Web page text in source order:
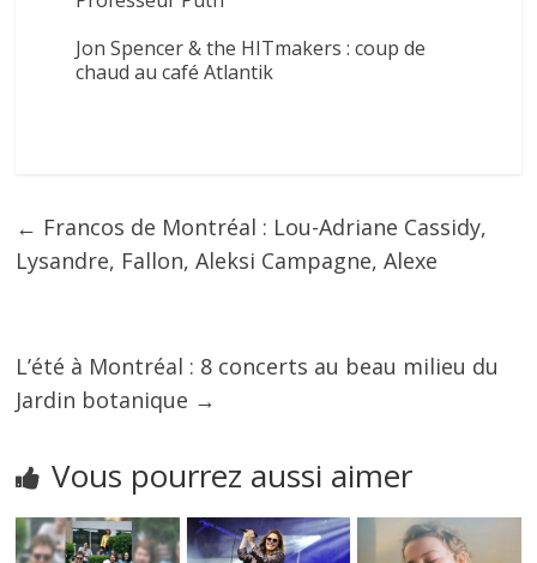
Jon Spencer & the HITmakers : coup de
chaud au café Atlantik
← Francos de Montréal : Lou-Adriane Cassidy,
Lysandre, Fallon, Aleksi Campagne, Alexe
L’été à Montréal : 8 concerts au beau milieu du
Jardin botanique →
Vous pourrez aussi aimer